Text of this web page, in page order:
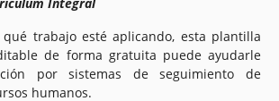
trabajo esté aplicando, esta plantilla
de forma gratuita puede ayudarle
por sistemas de seguimiento de
humanos.